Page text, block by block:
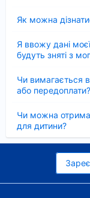
Як можна
Я ввожу дані
будуть зняті з
Чи вимагається
або передоплати?
Чи можна
для дитини?